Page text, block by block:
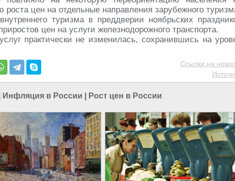
цен на отдельные направления зарубежного
туризма в преддверии ноябрьских
цен на услуги железнодорожного транспорта.
практически не изменилась, сохранившись на
Ссылки на
Инфляция в России Рост цен в России